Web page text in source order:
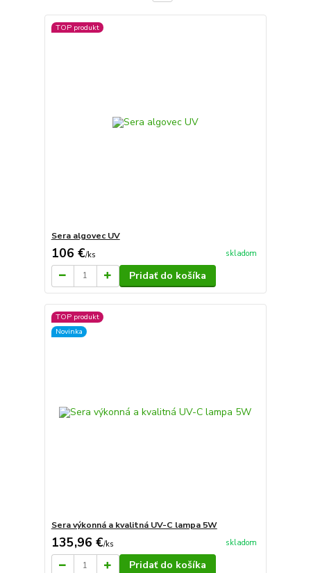
TOP produkt
Sera algovec UV
106 €/ks skladom
Pridať do košíka
TOP produkt
Novinka
Sera výkonná a kvalitná UV-C lampa 5W
135,96 €/ks skladom
Pridať do košíka